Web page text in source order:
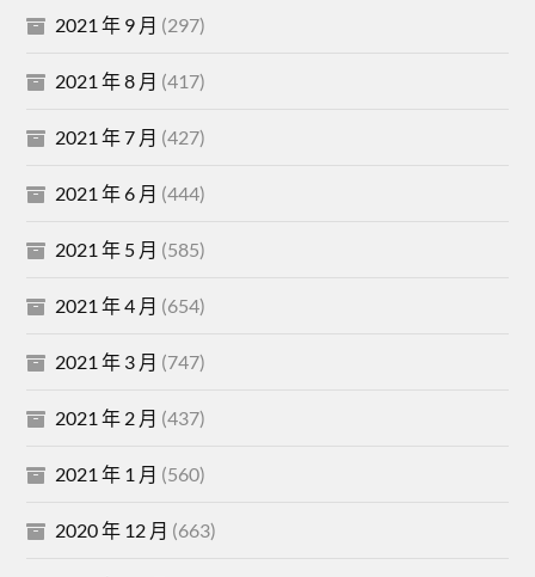
2021 年 9 月 (297)
2021 年 8 月 (417)
2021 年 7 月 (427)
2021 年 6 月 (444)
2021 年 5 月 (585)
2021 年 4 月 (654)
2021 年 3 月 (747)
2021 年 2 月 (437)
2021 年 1 月 (560)
2020 年 12 月 (663)